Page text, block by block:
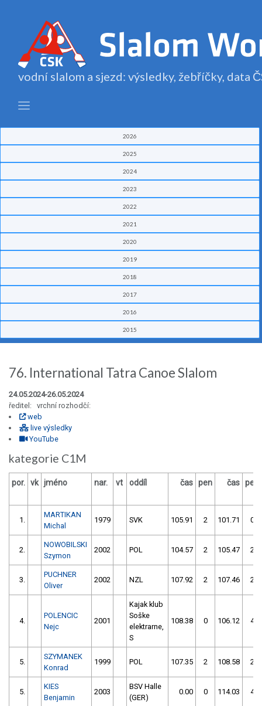
vodní slalom a sjezd: výsledky, žebříčky, data
2026
2025
2024
2023
2022
2021
2020
2019
2018
2017
2016
2015
76. International Tatra Canoe Slalom
24.05.2024-26.05.2024
ředitel: vrchní rozhodčí:
web
live výsledky
YouTube
kategorie C1M
por. vk jméno nar. vt oddíl čas pen čas pen
1.
MARTIKAN
Michal
1979 SVK 105.91 2 101.71 0
2.
NOWOBILSKI
Szymon
2002 POL 104.57 2 105.47 2
3.
PUCHNER
Oliver
2002 NZL 107.92 2 107.46 2
4.
POLENCIC
Nejc
2001
Kajak klub
Soške
elektrarne,
S
108.38 0 106.12 4
5.
SZYMANEK
Konrad
1999 POL 107.35 2 108.58 2
5.
KIES
Benjamin
2003
BSV Halle
(GER)
0.00 0 114.03 4